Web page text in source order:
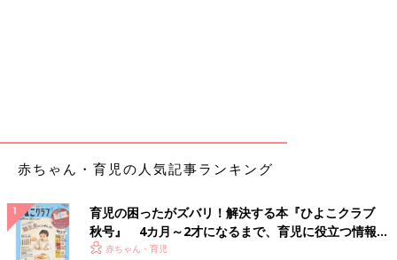
赤ちゃん・育児の人気記事ランキング
育児の困ったがズバリ！解決する本『ひよこクラブ
秋号』 4カ月～2才になるまで、育児に役立つ情報が
いっぱい！
赤ちゃん・育児